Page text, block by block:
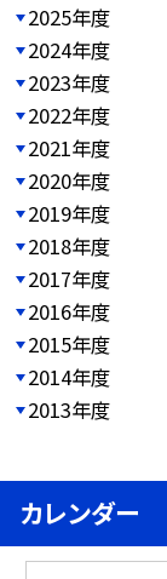
2025年度
2024年度
2023年度
2022年度
2021年度
2020年度
2019年度
2018年度
2017年度
2016年度
2015年度
2014年度
2013年度
カレンダー